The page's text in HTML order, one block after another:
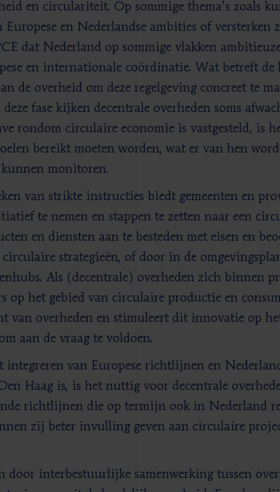
en circulariteit. Op sommige thema’s zoals
Europese en Nederlandse ambities of
dat Nederland op sommige vlakken
en internationale coördinatie. Wat betreft
de overheid om deze regelgeving concreet te
fase kijken decentrale overheden soms
rondom circulaire economie is vastgesteld, is
bereikt moeten worden, wat er van hen
monitoren.
van strikte instructies biedt gemeenten en
te nemen en stappen te zetten naar een
en diensten aan te besteden met eisen en
strategieën, of door in de
Als (decentrale) overheden zich binnen
op het gebied van circulaire productie en
van overheden en stimuleert dit innovatie op
aan de vraag te voldoen.
integreren van Europese richtlijnen en
Haag is, is het nuttig voor decentrale
richtlijnen die op termijn ook in Nederland
zij beter invulling geven aan circulaire
door interbestuurlijke samenwerking tussen